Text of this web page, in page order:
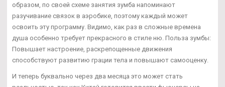
образом, по своей схеме занятия зумба напоминают
разучивание связок в аэробике, поэтому каждый может
освоить эту программу. Видимо, как раз в сложные времена
душа особенно требует прекрасного в стиле ню. Польза зумбы:
Повышает настроение, раскрепощенные движения
способствуют развитию грации тела и повышают самооценку.
И теперь буквально через два месяца это может стать